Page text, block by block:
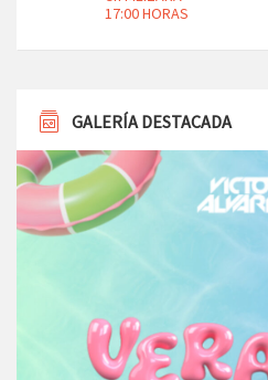
17:00 HORAS
GALERÍA DESTACADA